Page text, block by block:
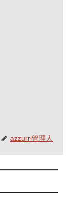
azzurri管理人